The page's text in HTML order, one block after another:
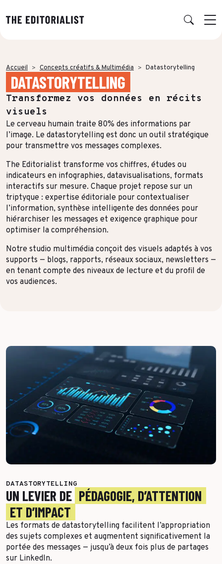
NOS EXPERTISES
Data & Insights
Stratégie & Positionnement
Production éditoriale
Concepts créatifs & Multimédia
Multidiffusion qualifiée
Formation & Gouvernance
SUCCESS STORIES
PAR SECTEUR
Banque & Assurance
Finance & Private Equity
Énergie & Industrie
ESN & Tech
Luxe
Conseil & Juridique
Services
Santé & Pharma
PAR RÉFÉRENCES CLIENTS
INSIGHTS
PUBLICATIONS
Book RSE
Book récit durabilité
Études, Notes de recherche & Benchmarks
THÉMATIQUE À LA UNE
Audiences & distribution
Format & engagement
Algorithmes & Intelligence Artificielle
Top Voices
À PROPOS
L’AGENCE
Notre réseau d’experts
Charte IA
Nos engagements RSE
Nous rejoindre
Accueil Concepts créatifs & Multimédia Datastorytelling
DATASTORYTELLING
Transformez vos données en récits
visuels
Le cerveau humain traite 80% des informations par
l’image. Le datastorytelling est donc un outil stratégique
pour transmettre vos messages complexes.
The Editorialist transforme vos chiffres, études ou
indicateurs en infographies, datavisualisations, formats
interactifs sur mesure. Chaque projet repose sur un
triptyque : expertise éditoriale pour contextualiser
l’information, synthèse intelligente des données pour
hiérarchiser les messages et exigence graphique pour
optimiser la compréhension.
Notre studio multimédia conçoit des visuels adaptés à vos
supports — blogs, rapports, réseaux sociaux, newsletters —
en tenant compte des niveaux de lecture et du profil de
vos audiences.
DATASTORYTELLING
UN LEVIER DE PÉDAGOGIE, D’ATTENTION
ET D’IMPACT
Les formats de datastorytelling facilitent l’appropriation
des sujets complexes et augmentent significativement la
portée des messages — jusqu’à deux fois plus de partages
sur LinkedIn.